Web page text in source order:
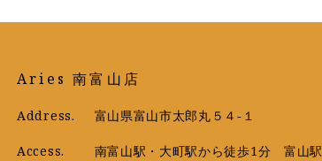
Aries 南富山店
Address. 富山県富山市太郎丸５４‐１
Access.
南富山駅・大町駅から徒歩1分 富山駅